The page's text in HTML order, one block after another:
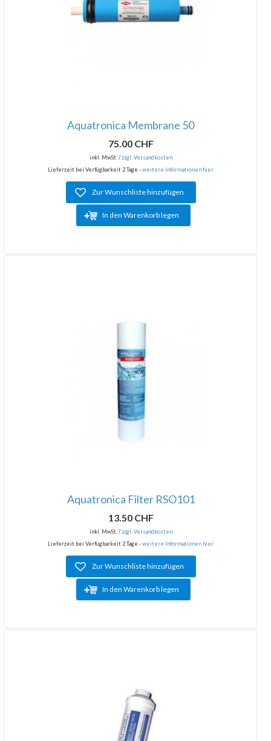
Aquatronica Membrane 50
75.00 CHF
inkl. MwSt. /zzgl. Versandkosten
Lieferzeit bei Verfügbarkeit 2 Tage -weitere Informationen hier
Zur Wunschliste hinzufügen
In den Warenkorb legen
Aquatronica Filter RSO101
13.50 CHF
inkl. MwSt. /zzgl. Versandkosten
Lieferzeit bei Verfügbarkeit 2 Tage -weitere Informationen hier
Zur Wunschliste hinzufügen
In den Warenkorb legen